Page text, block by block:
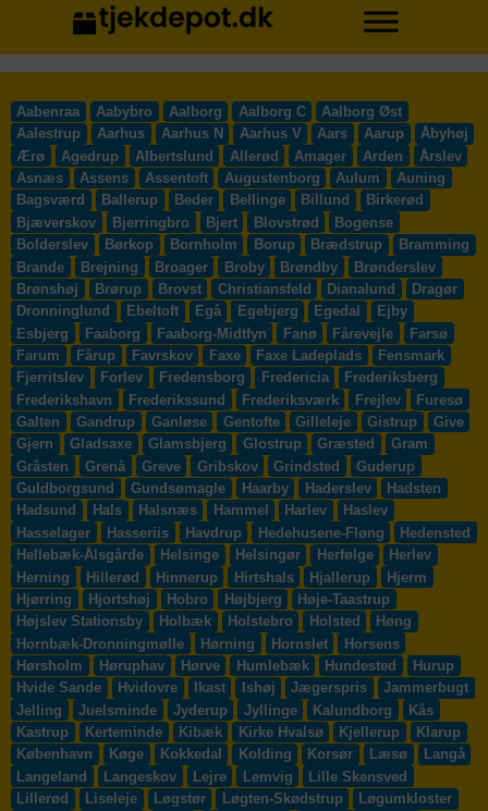
Aabenraa Aabybro Aalborg Aalborg C
Aalborg Øst
Aalestrup
Aarhus Aarhus N Aarhus V Aars Aarup
Åbyhøj
Ærø
Agedrup Albertslund Allerød Amager Arden
Årslev
Asnæs
Assens Assentoft Augustenborg Aulum
Auning
Bagsværd
Ballerup Beder Bellinge Billund
Birkerød
Bjæverskov
Bjerringbro Bjert Blovstrød
Bogense
Bolderslev
Børkop Bornholm Borup Brædstrup
Bramming
Brande
Brejning Broager Broby Brøndby
Brønderslev
Brønshøj
Brørup Brovst Christiansfeld Dianalund
Dragør
Dronninglund
Ebeltoft Egå Egebjerg Egedal
Ejby
Esbjerg
Faaborg Faaborg-Midtfyn Fanø Fårevejle
Farsø
Farum
Fårup Favrskov Faxe Faxe Ladeplads
Fensmark
Fjerritslev
Forlev Fredensborg Fredericia
Frederiksberg
Frederikshavn
Frederikssund Frederiksværk Frejlev
Furesø
Galten
Gandrup Ganløse Gentofte Gilleleje Gistrup
Give
Gjern
Gladsaxe Glamsbjerg Glostrup Græsted
Gram
Gråsten
Grenå Greve Gribskov Grindsted
Guderup
Guldborgsund
Gundsømagle Haarby Haderslev
Hadsten
Hadsund
Hals Halsnæs Hammel Harlev
Haslev
Hasselager
Hasseriis Havdrup Hedehusene-Fløng
Hedensted
Hellebæk-Ålsgårde
Helsinge Helsingør Herfølge
Herlev
Herning
Hillerød Hinnerup Hirtshals Hjallerup
Hjerm
Hjørring
Hjortshøj Hobro Højbjerg
Høje-Taastrup
Højslev Stationsby
Holbæk Holstebro Holsted
Høng
Hornbæk-Dronningmølle
Hørning Hornslet
Horsens
Hørsholm
Høruphav Hørve Humlebæk Hundested
Hurup
Hvide Sande
Hvidovre Ikast Ishøj Jægerspris
Jammerbugt
Jelling
Juelsminde Jyderup Jyllinge Kalundborg
Kås
Kastrup
Kerteminde Kibæk Kirke Hvalsø Kjellerup
Klarup
København
Køge Kokkedal Kolding Korsør Læsø
Langå
Langeland
Langeskov Lejre Lemvig
Lille Skensved
Lillerød
Liseleje Løgstør Løgten-Skødstrup
Løgumkloster